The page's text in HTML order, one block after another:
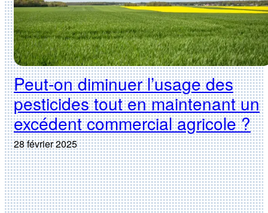
Peut-on diminuer l’usage des
pesticides tout en maintenant un
excédent commercial agricole ?
28 février 2025